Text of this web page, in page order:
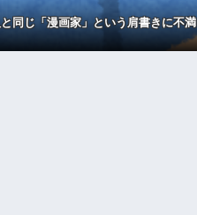
同じ「漫画家」という肩書きに不満